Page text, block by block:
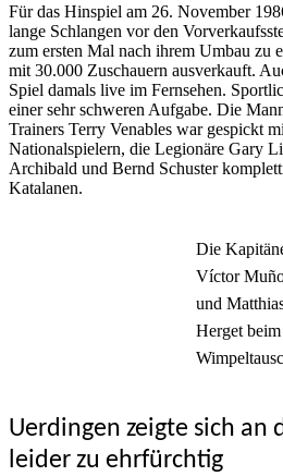
Für das Hinspiel am 26. November
lange Schlangen vor den
zum ersten Mal nach ihrem Umbau zu
mit 30.000 Zuschauern ausverkauft.
Spiel damals live im Fernsehen.
einer sehr schweren Aufgabe. Die
Trainers Terry Venables war gespickt
Nationalspielern, die Legionäre Gary
Archibald und Bernd Schuster
Katalanen.
Die
Víctor
und
Herget beim
Uerdingen zeigte sich an
leider zu ehrfürchtig